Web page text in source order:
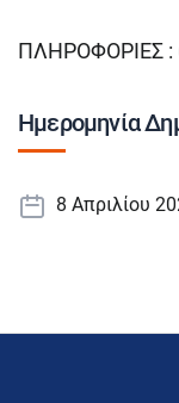
ΠΛΗΡΟΦΟΡΙΕΣ :
Ημερομηνία
8 Απριλίου